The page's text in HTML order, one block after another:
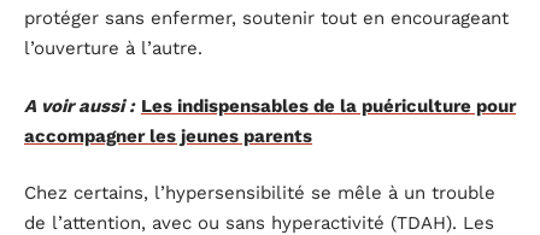
protéger sans enfermer, soutenir tout en encourageant
l’ouverture à l’autre.
A voir aussi : Les indispensables de la puériculture pour
accompagner les jeunes parents
Chez certains, l’hypersensibilité se mêle à un trouble
de l’attention, avec ou sans hyperactivité (TDAH). Les